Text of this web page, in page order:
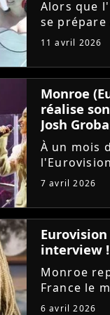
chaîne et
Alors que
se
en
des
Junior
dessine. Et
la
11 avril 2026
Monroe
réalise
Josh
À un mois
concrétise
France est
scène
son idole
lors de
7 avril 2026
interview !
Monroe
France le
à
6 avril 2026